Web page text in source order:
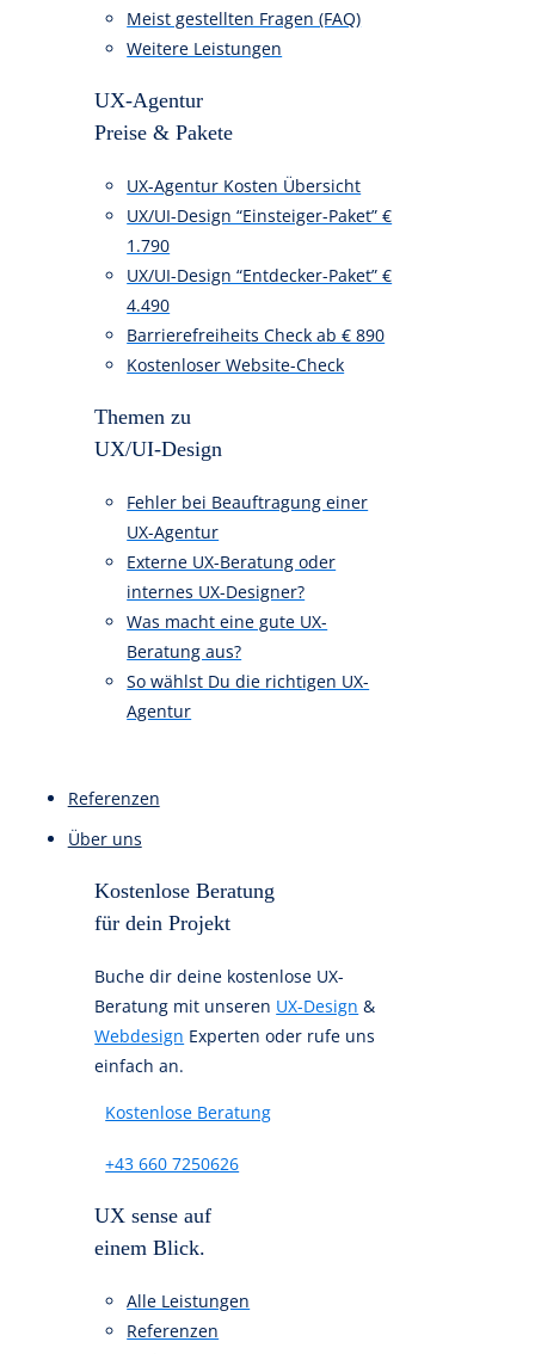
Usability Testing
Prototyping
Heuristische Evaluation
Weitere Leistungen
UX-Agentur
Preise & Pakete
UX-Agentur Kosten Übersicht
1.790
UX/UI-Design “Entdecker-Paket” €
Barrierefreiheits Check ab € 890
Kostenloser Website-Check
Themen zu
UX/UI-Design
Fehler bei Beauftragung einer
internes UX-Designer?
Was macht eine gute UX-
So wählst Du die richtigen UX-
Agentur
Referenzen
Über uns
für dein Projekt
Buche dir deine kostenlose UX-
Beratung mit unseren
WebdesignExperten oder rufe uns
einfach an.